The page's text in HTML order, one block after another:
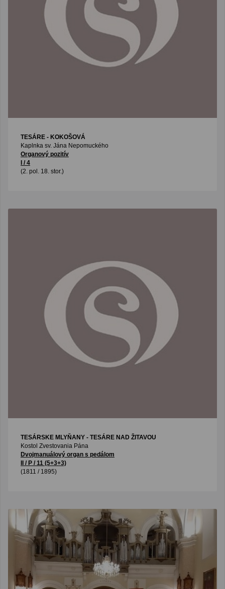
TESÁRE - KOKOŠOVÁ
Kaplnka sv. Jána Nepomuckého
Organový pozitív
I / 4
(2. pol. 18. stor.)
TESÁRSKE MLYŇANY - TESÁRE NAD ŽITAVOU
Kostol Zvestovania Pána
Dvojmanuálový organ s pedálom
II / P / 11 (5+3+3)
(1811 / 1895)